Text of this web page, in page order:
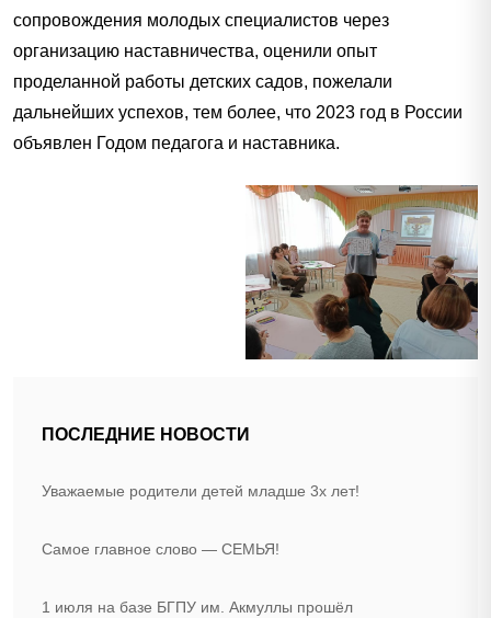
сопровождения молодых специалистов через
организацию наставничества, оценили опыт
проделанной работы детских садов, пожелали
дальнейших успехов, тем более, что 2023 год в России
объявлен Годом педагога и наставника.
ПОСЛЕДНИЕ НОВОСТИ
Уважаемые родители детей младше 3х лет!
Самое главное слово — СЕМЬЯ!
1 июля на базе БГПУ им. Акмуллы прошёл